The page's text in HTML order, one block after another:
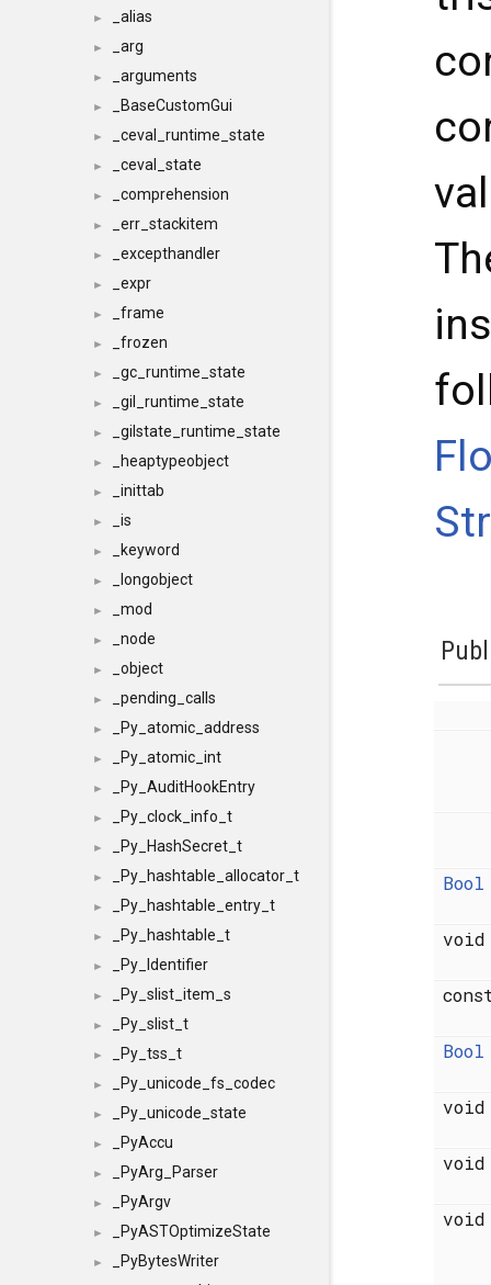
► _alias
► _arg
► _arguments
► _BaseCustomGui
► _ceval_runtime_state
► _ceval_state
► _comprehension
► _err_stackitem
► _excepthandler
► _expr
► _frame
► _frozen
► _gc_runtime_state
► _gil_runtime_state
► _gilstate_runtime_state
► _heaptypeobject
► _inittab
► _is
► _keyword
► _longobject
► _mod
► _node
► _object
► _pending_calls
► _Py_atomic_address
► _Py_atomic_int
► _Py_AuditHookEntry
► _Py_clock_info_t
► _Py_HashSecret_t
► _Py_hashtable_allocator_t
► _Py_hashtable_entry_t
► _Py_hashtable_t
► _Py_Identifier
► _Py_slist_item_s
► _Py_slist_t
► _Py_tss_t
► _Py_unicode_fs_codec
► _Py_unicode_state
► _PyAccu
► _PyArg_Parser
► _PyArgv
► _PyASTOptimizeState
►
_PyBytesWriter
Bool
Bool